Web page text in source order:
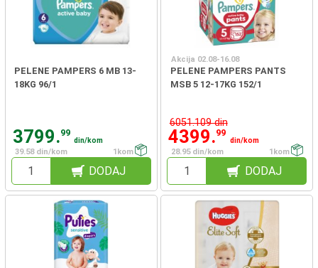
PELENE PAMPERS 6 MB 13-
18KG 96/1
3799.99
din/kom
39.58 din/kom
1kom
DODAJ
Akcija 02.08-16.08
PELENE PAMPERS PANTS
MSB 5 12-17KG 152/1
6051.109 din
4399.99
din/kom
28.95 din/kom
1kom
DODAJ